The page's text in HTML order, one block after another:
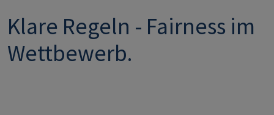
Klare Regeln - Fairness im
Wettbewerb.